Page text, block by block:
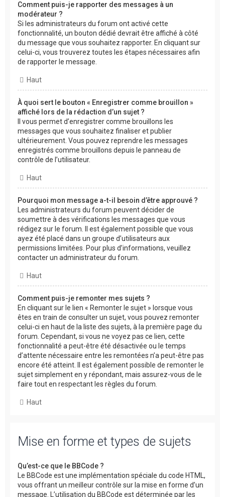
Comment puis-je rapporter des messages à un
modérateur ?
Si les administrateurs du forum ont activé cette
fonctionnalité, un bouton dédié devrait être affiché à côté
du message que vous souhaitez rapporter. En cliquant sur
celui-ci, vous trouverez toutes les étapes nécessaires afin
de rapporter le message.
Haut
À quoi sert le bouton « Enregistrer comme brouillon »
affiché lors de la rédaction d’un sujet ?
Il vous permet d’enregistrer comme brouillons les
messages que vous souhaitez finaliser et publier
ultérieurement. Vous pouvez reprendre les messages
enregistrés comme brouillons depuis le panneau de
contrôle de l’utilisateur.
Haut
Pourquoi mon message a-t-il besoin d’être approuvé ?
Les administrateurs du forum peuvent décider de
soumettre à des vérifications les messages que vous
rédigez sur le forum. Il est également possible que vous
ayez été placé dans un groupe d’utilisateurs aux
permissions limitées. Pour plus d’informations, veuillez
contacter un administrateur du forum.
Haut
Comment puis-je remonter mes sujets ?
En cliquant sur le lien « Remonter le sujet » lorsque vous
êtes en train de consulter un sujet, vous pouvez remonter
celui-ci en haut de la liste des sujets, à la première page du
forum. Cependant, si vous ne voyez pas ce lien, cette
fonctionnalité a peut-être été désactivée ou le temps
d’attente nécessaire entre les remontées n’a peut-être pas
encore été atteint. Il est également possible de remonter le
sujet simplement en y répondant, mais assurez-vous de le
faire tout en respectant les règles du forum.
Haut
Mise en forme et types de sujets
Qu’est-ce que le BBCode ?
Le BBCode est une implémentation spéciale du code HTML,
vous offrant un meilleur contrôle sur la mise en forme d’un
message. L’utilisation du BBCode est déterminée par les